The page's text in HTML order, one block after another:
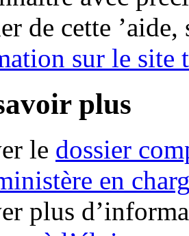
de cette
sur le site
plus
le dossier
en
plus